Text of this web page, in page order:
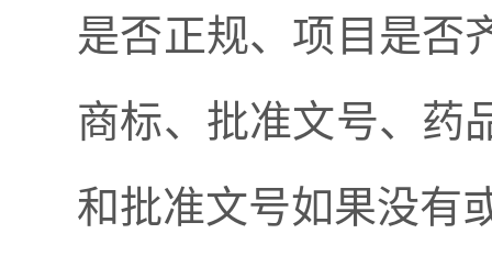
是否正规、项目是否
商标、批准文号、药
和批准文号如果没有